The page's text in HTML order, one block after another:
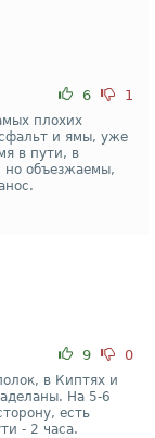
6 1
плохих
и ямы, уже
в пути, в
но объезжаемы,
9 0
в Киптях и
На 5-6
есть
- 2 часа.